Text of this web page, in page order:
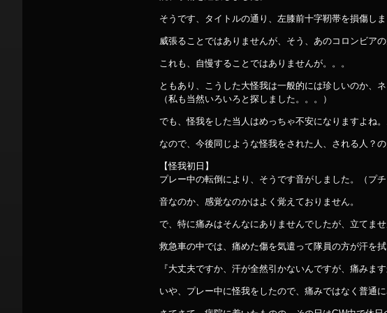
そうです、タイトルの通り、左膝前十字靭帯を損傷しま
威張ることではありませんが、そう、あのコロンビア
これも、自慢することではありませんが。。。
ともあり、こうした大怪我は一般的には珍しいのか、
（私も当然いろいろと探しました。。。）
でも、怪我をした当人はめっちゃ不安になりますよね。
なので、今後同じような怪我をされた人、される人？
【怪我初日】
プレー中の転倒により、そうです音がしました。（プチ
音なのか、感覚なのかはよく覚えておりません。
で、特に痛みはそんなにありませんでしたが、立てま
救急車の中では、痛めた傷を気遣って隊員の方が汗を
『大丈夫ですか、汗が全然引かないんですが、痛みます
いや、プレー中に怪我をしたので、痛みではなく普通